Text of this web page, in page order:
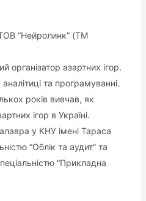
“Нейролинк” (ТМ
організатор азартних ігор.
та програмуванні.
років вивчав, як
ігор в Україні.
у КНУ імені Тараса
“Облік та аудит” та
“Прикладна